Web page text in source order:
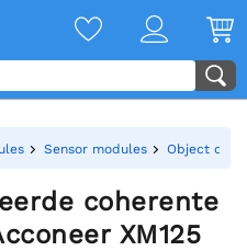
Sensor modules Object
coherente
XM125